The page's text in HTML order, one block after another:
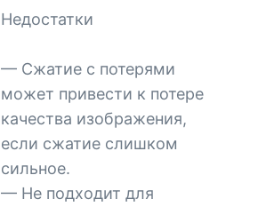
Недостатки
— Сжатие с потерями
может привести к потере
качества изображения,
если сжатие слишком
сильное.
— Не подходит для